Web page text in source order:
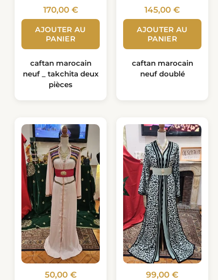
170,00 €
AJOUTER AU
PANIER
caftan marocain
neuf _ takchita deux
pièces
145,00 €
AJOUTER AU
PANIER
caftan marocain
neuf doublé
50,00 € 99,00 €